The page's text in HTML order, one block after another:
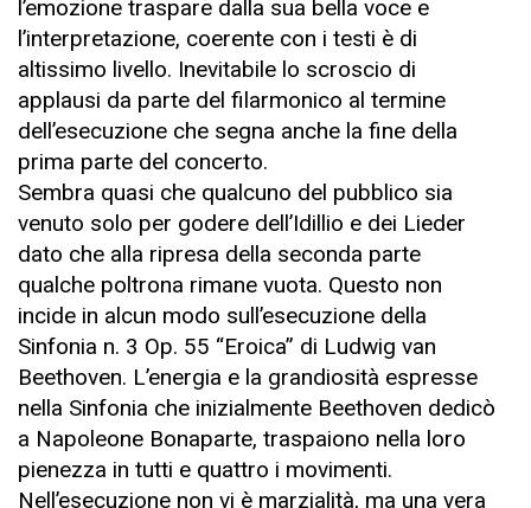
l’emozione traspare dalla sua bella voce e
l’interpretazione, coerente con i testi è di
altissimo livello. Inevitabile lo scroscio di
applausi da parte del filarmonico al termine
dell’esecuzione che segna anche la fine della
prima parte del concerto.
Sembra quasi che qualcuno del pubblico sia
venuto solo per godere dell’Idillio e dei Lieder
dato che alla ripresa della seconda parte
qualche poltrona rimane vuota. Questo non
incide in alcun modo sull’esecuzione della
Sinfonia n. 3 Op. 55 “Eroica” di Ludwig van
Beethoven. L’energia e la grandiosità espresse
nella Sinfonia che inizialmente Beethoven dedicò
a Napoleone Bonaparte, traspaiono nella loro
pienezza in tutti e quattro i movimenti.
Nell’esecuzione non vi è marzialità, ma una vera